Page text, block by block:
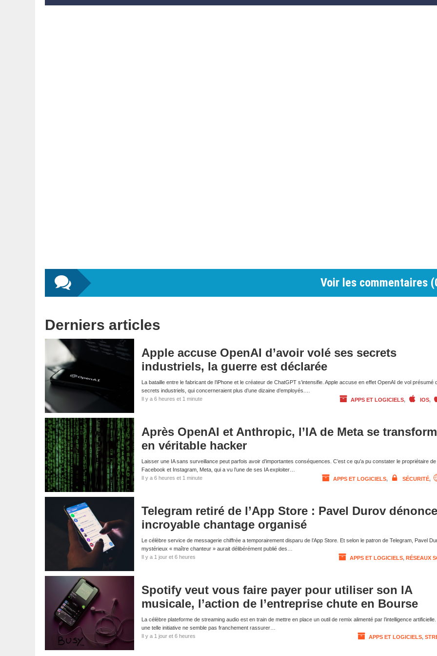
Voir les commentaires (
Derniers articles
Apple accuse OpenAI d’avoir volé ses secrets
industriels, la guerre est déclarée
La bataille entre le fabricant de l’iPhone et le créateur de ChatGPT s’intensifie. Apple accuse en effet OpenAI de vol présumé
secrets industriels, qui concerneraient plus d’une dizaine d’employés.…
Il y a 6 heures et 1 minute
APPS ET LOGICIELS, IOS,
Après OpenAI et Anthropic, l’IA de Meta se
en véritable hacker
Laisser une IA sans surveillance peut parfois avoir d’importantes conséquences. C’est ce qu’a pu constater le propriétaire de
Facebook et Instagram, Meta, qui a vu l’une de ses IA exploiter…
Il y a 6 heures et 1 minute
APPS ET LOGICIELS, SÉCURITÉ,
Telegram retiré de l’App Store : Pavel Durov
incroyable chantage organisé
Le célèbre service de messagerie chiffrée a temporairement disparu de l’App Store. Et selon le patron de Telegram, Pavel
mystérieux « maître chanteur » aurait délibérément publié des…
Il y a 1 jour et 6 heures
APPS ET LOGICIELS, RÉSEAUX
Spotify veut vous faire payer pour utiliser son IA
musicale, l’action de l’entreprise chute en Bourse
La célèbre plateforme de streaming audio est en train de mettre en place un outil de remix alimenté par l’intelligence
une telle initiative ne semble pas franchement rassurer…
Il y a 1 jour et 6 heures
APPS ET LOGICIELS,